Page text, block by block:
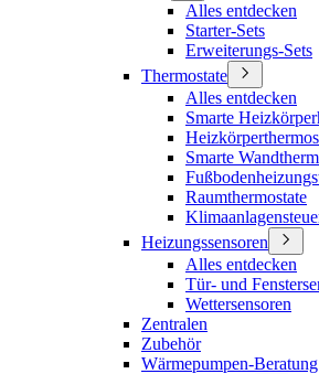
Alles entdecken
Starter-Sets
Erweiterungs-Sets
Thermostate
Alles entdecken
Smarte
Smarte
Raumthermostate
Heizungssensoren
Alles entdecken
Tür- und
Wettersensoren
Zentralen
Zubehör
Wärmepumpen-Beratung